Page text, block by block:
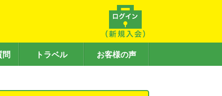
問 トラベル お客様の声